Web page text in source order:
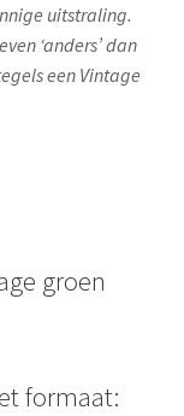
uitstraling.
‘anders’ dan
een Vintage
groen
formaat: